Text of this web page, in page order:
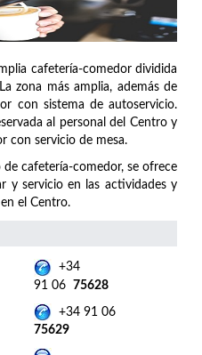
cafetería-comedor dividida
zona más amplia, además de
con sistema de autoservicio.
al personal del Centro y
con servicio de mesa.
cafetería-comedor, se ofrece
y servicio en las actividades y
el Centro.
+34
91 06 75628
+34 91 06
75629